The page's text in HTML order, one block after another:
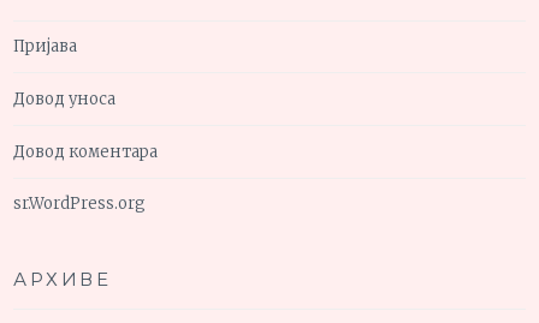
Пријава
Довод уноса
Довод коментара
sr.WordPress.org
АРХИВЕ